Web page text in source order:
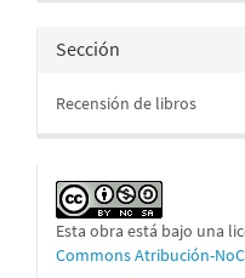
Sección
Recensión de libros
Esta obra está bajo una
Commons Atribución-